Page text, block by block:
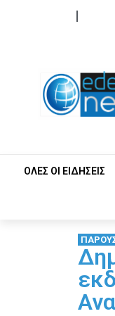
ΟΛΕΣ ΟΙ ΕΙΔΗΣΕΙΣ